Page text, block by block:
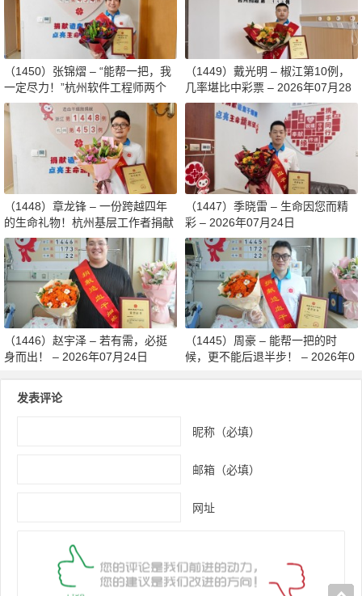
（1450）张锦熠 – “能帮一把，我
一定尽力！”杭州软件工程师两个
月减重13斤赴生命之约 – 2026年0
8月03日
（1449）戴光明 – 椒江第10例，
几率堪比中彩票 – 2026年07月28
日
（1448）章龙锋 – 一份跨越四年
的生命礼物！杭州基层工作者捐献
造血干细胞传递希望 – 2026年07
月27日
（1447）季晓雷 – 生命因您而精
彩 – 2026年07月24日
（1446）赵宇泽 – 若有需，必挺
身而出！ – 2026年07月24日
（1445）周豪 – 能帮一把的时
候，更不能后退半步！ – 2026年0
发表评论
昵称（必填）
邮箱（必填）
网址